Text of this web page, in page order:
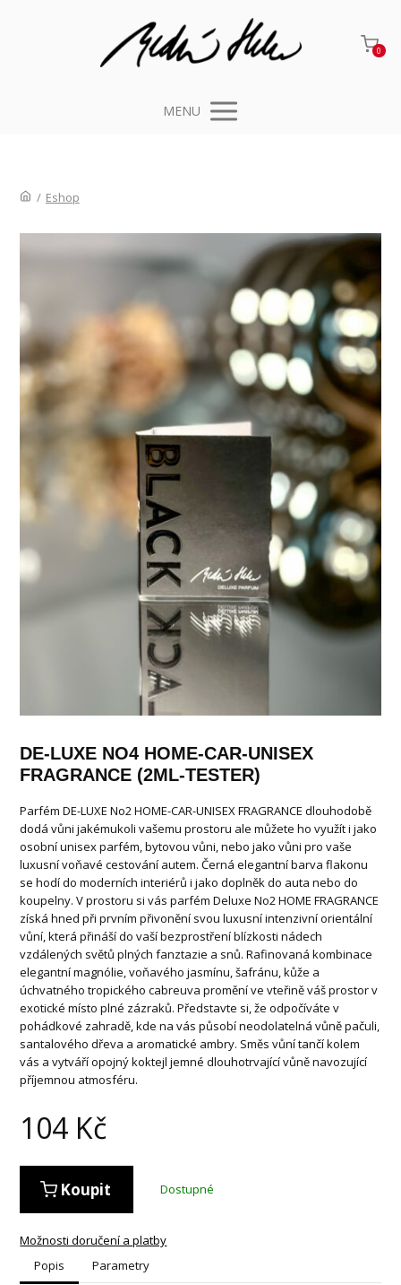
0
MENU
/ Eshop
DE-LUXE NO4 HOME-CAR-UNISEX
FRAGRANCE (2ML-TESTER)
Parfém DE-LUXE No2 HOME-CAR-UNISEX FRAGRANCE dlouhodobě
dodá vůni jakémukoli vašemu prostoru ale můžete ho využít i jako
osobní unisex parfém, bytovou vůni, nebo jako vůni pro vaše
luxusní voňavé cestování autem. Černá elegantní barva flakonu
se hodí do moderních interiérů i jako doplněk do auta nebo do
koupelny. V prostoru si vás parfém Deluxe No2 HOME FRAGRANCE
získá hned při prvním přivonění svou luxusní intenzivní orientální
vůní, která přináší do vaší bezprostření blízkosti nádech
vzdálených světů plných fanztazie a snů. Rafinovaná kombinace
elegantní magnólie, voňavého jasmínu, šafránu, kůže a
úchvatného tropického cabreuva promění ve vteřině váš prostor v
exotické místo plné zázraků. Představte si, že odpočíváte v
pohádkové zahradě, kde na vás působí neodolatelná vůně pačuli,
santalového dřeva a aromatické ambry. Směs vůní tančí kolem
vás a vytváří opojný koktejl jemné dlouhotrvající vůně navozující
příjemnou atmosféru.
104 Kč
Koupit Dostupné
Možnosti doručení a platby
Popis
Parametry